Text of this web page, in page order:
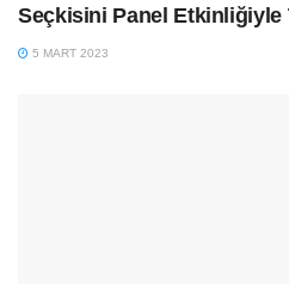
Seçkisini Panel Etkinliğiyle
5 MART 2023